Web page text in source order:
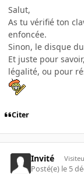
Salut,
As tu vérifié ton
enfoncée.
Sinon, le disque
Et juste pour
légalité, ou pour
Citer
Invité
Posté(e) le 5